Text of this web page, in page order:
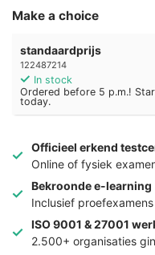
Make a choice
standaardprijs
122487214
In stock
Ordered before 5 p.m.!
today.
Officieel erkend
Online of fysiek
Bekroonde e-learning
Inclusief
ISO 9001 & 27001
2.500+ organisaties